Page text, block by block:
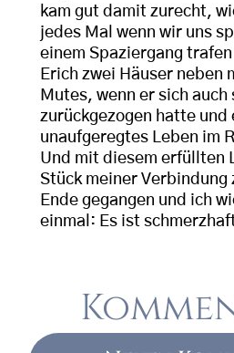
kam gut damit zurecht,
jedes Mal wenn wir uns
einem Spaziergang
Erich zwei Häuser neben
Mutes, wenn er sich auch
zurückgezogen hatte und
unaufgeregtes Leben im
Und mit diesem erfüllten
Stück meiner Verbindung
Ende gegangen und ich
einmal: Es ist